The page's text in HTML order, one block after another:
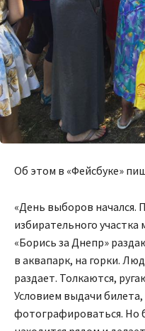
Об этом в «Фейсбуке»
«День выборов начался.
избирательного
«Борись за Днепр»
в аквапарк, на горки.
раздает. Толкаются,
Условием выдачи
фотографироваться. Но